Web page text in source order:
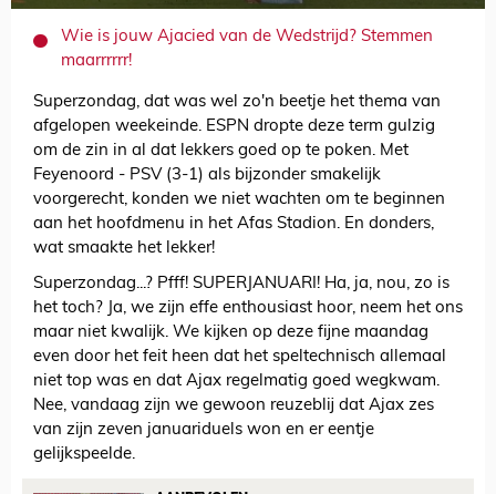
Wie is jouw Ajacied van de Wedstrijd? Stemmen
maarrrrrr!
Superzondag, dat was wel zo'n beetje het thema van
afgelopen weekeinde. ESPN dropte deze term gulzig
om de zin in al dat lekkers goed op te poken. Met
Feyenoord - PSV (3-1) als bijzonder smakelijk
voorgerecht, konden we niet wachten om te beginnen
aan het hoofdmenu in het Afas Stadion. En donders,
wat smaakte het lekker!
Superzondag...? Pfff! SUPERJANUARI! Ha, ja, nou, zo is
het toch? Ja, we zijn effe enthousiast hoor, neem het ons
maar niet kwalijk. We kijken op deze fijne maandag
even door het feit heen dat het speltechnisch allemaal
niet top was en dat Ajax regelmatig goed wegkwam.
Nee, vandaag zijn we gewoon reuzeblij dat Ajax zes
van zijn zeven januariduels won en er eentje
gelijkspeelde.